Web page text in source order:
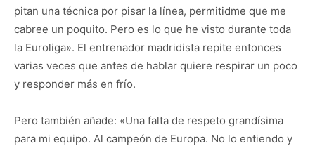
pitan una técnica por pisar la línea, permitidme que me
cabree un poquito. Pero es lo que he visto durante toda
la Euroliga». El entrenador madridista repite entonces
varias veces que antes de hablar quiere respirar un poco
y responder más en frío.
Pero también añade: «Una falta de respeto grandísima
para mi equipo. Al campeón de Europa. No lo entiendo y